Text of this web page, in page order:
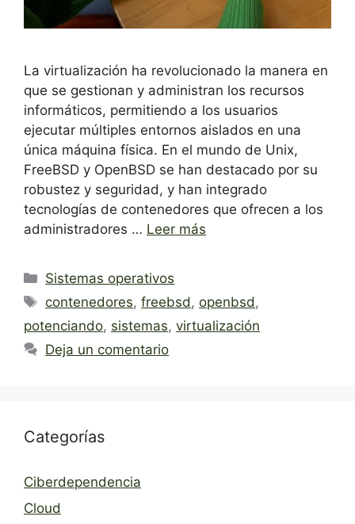
La virtualización ha revolucionado la manera en
que se gestionan y administran los recursos
informáticos, permitiendo a los usuarios
ejecutar múltiples entornos aislados en una
única máquina física. En el mundo de Unix,
FreeBSD y OpenBSD se han destacado por su
robustez y seguridad, y han integrado
tecnologías de contenedores que ofrecen a los
administradores … Leer más
Categorías
Sistemas operativos
Etiquetas
contenedores,freebsd ,openbsd ,
potenciando, sistemas, virtualización
Deja un comentario
Categorías
Ciberdependencia
Cloud